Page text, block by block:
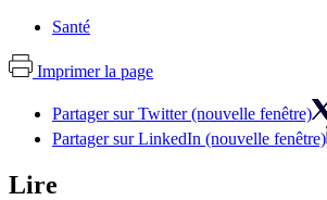
Santé
Imprimer la page
Partager sur Twitter (nouvelle fenêtre)
Partager sur LinkedIn (nouvelle fenêtre)
Lire